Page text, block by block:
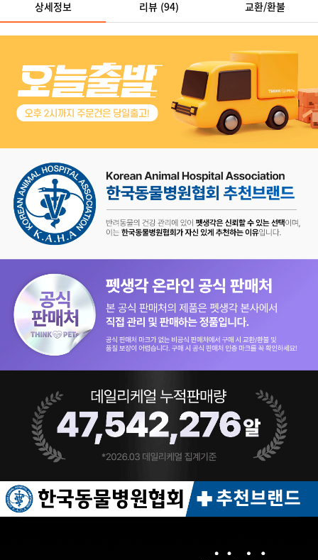
상세정보 리뷰 (94) 교환/환불